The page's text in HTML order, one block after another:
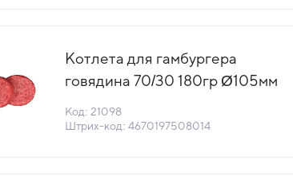
Котлета для гамбургера
говядина 70/30 180гр Ø105мм
(КОД 21098)(-18°С)
Код: 21098
Штрих-код: 4670197508014